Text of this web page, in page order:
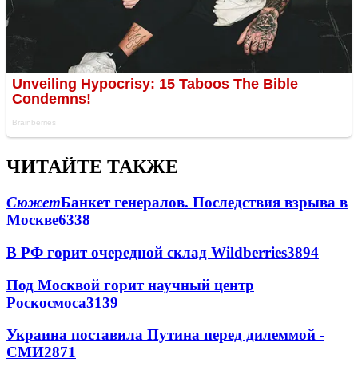
ЧИТАЙТЕ ТАКЖЕ
СюжетБанкет генералов. Последствия взрыва в
Москве6338
В РФ горит очередной склад Wildberries3894
Под Москвой горит научный центр
Роскосмоса3139
Украина поставила Путина перед дилеммой -
СМИ2871